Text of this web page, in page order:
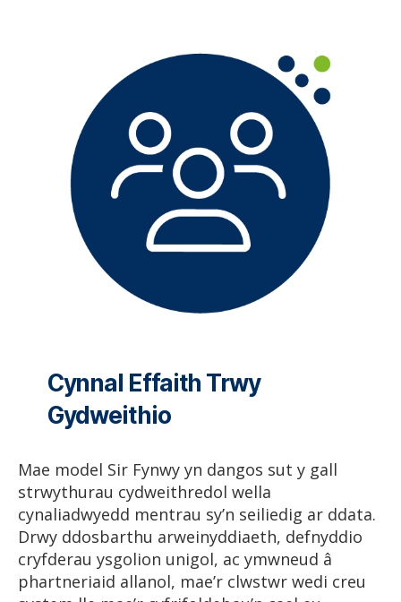
Cynnal Effaith Trwy
Gydweithio
Mae model Sir Fynwy yn dangos sut y gall
strwythurau cydweithredol wella
cynaliadwyedd mentrau sy’n seiliedig ar ddata.
Drwy ddosbarthu arweinyddiaeth, defnyddio
cryfderau ysgolion unigol, ac ymwneud â
phartneriaid allanol, mae’r clwstwr wedi creu